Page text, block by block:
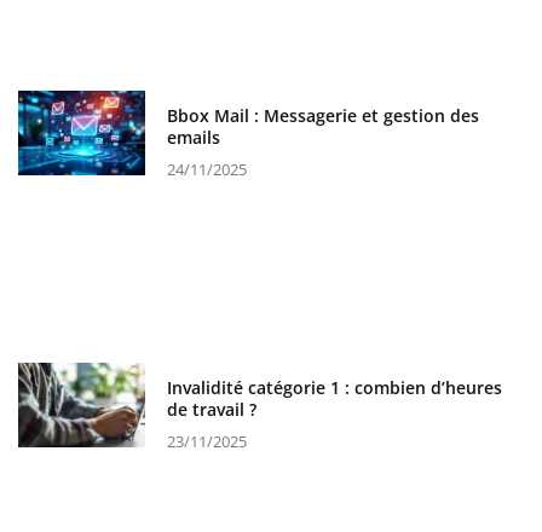
Bbox Mail : Messagerie et gestion des
emails
24/11/2025
Invalidité catégorie 1 : combien d’heures
de travail ?
23/11/2025